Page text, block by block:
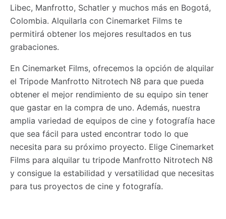
Libec, Manfrotto, Schatler y muchos más en Bogotá,
Colombia. Alquilarla con Cinemarket Films te
permitirá obtener los mejores resultados en tus
grabaciones.
En Cinemarket Films, ofrecemos la opción de alquilar
el Tripode Manfrotto Nitrotech N8 para que pueda
obtener el mejor rendimiento de su equipo sin tener
que gastar en la compra de uno. Además, nuestra
amplia variedad de equipos de cine y fotografía hace
que sea fácil para usted encontrar todo lo que
necesita para su próximo proyecto. Elige Cinemarket
Films para alquilar tu tripode Manfrotto Nitrotech N8
y consigue la estabilidad y versatilidad que necesitas
para tus proyectos de cine y fotografía.